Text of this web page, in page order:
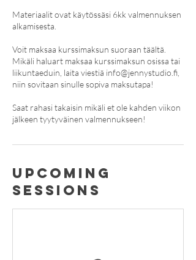
Materiaalit ovat käytössäsi 6kk valmennuksen
alkamisesta.
Voit maksaa kurssimaksun suoraan täältä.
Mikäli haluart maksaa kurssimaksun osissa tai
liikuntaeduin, laita viestiä info@jennystudio.fi,
niin sovitaan sinulle sopiva maksutapa!
Saat rahasi takaisin mikäli et ole kahden viikon
jälkeen tyytyväinen valmennukseen!
Upcoming
Sessions